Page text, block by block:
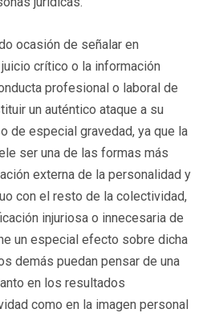
ocasión de señalar en
crítico o la información
profesional o laboral de
un auténtico ataque a su
de especial gravedad, ya que la
ser una de las formas más
externa de la personalidad y
con el resto de la colectividad,
injuriosa o innecesaria de
un especial efecto sobre dicha
demás puedan pensar de una
en los resultados
como en la imagen personal